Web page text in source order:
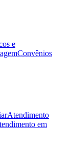
e
Convênios
Atendimento
em